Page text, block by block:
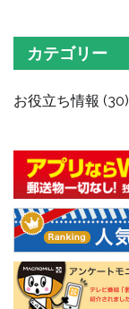
カテゴリー
お役立ち情報 (30)